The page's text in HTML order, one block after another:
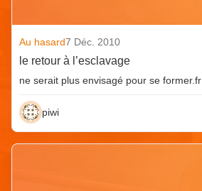
Au hasard7 Déc. 2010
le retour à l’esclavage
ne serait plus envisagé pour se former.fr
piwi